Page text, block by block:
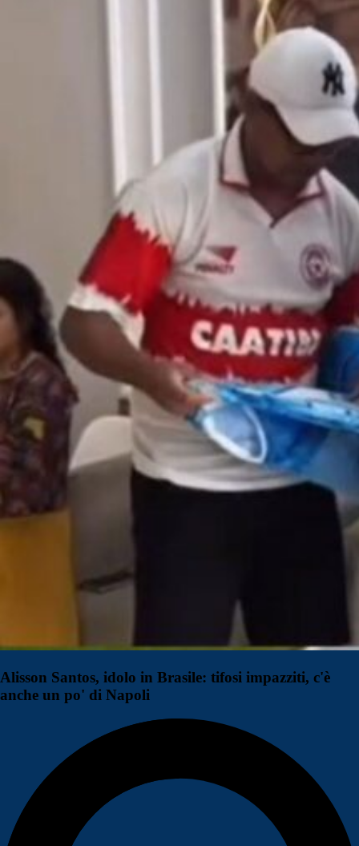
Alisson Santos, idolo in Brasile: tifosi impazziti, c'è
anche un po' di Napoli